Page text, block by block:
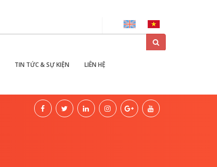
TIN TỨC & SỰ KIỆN LIÊN HỆ